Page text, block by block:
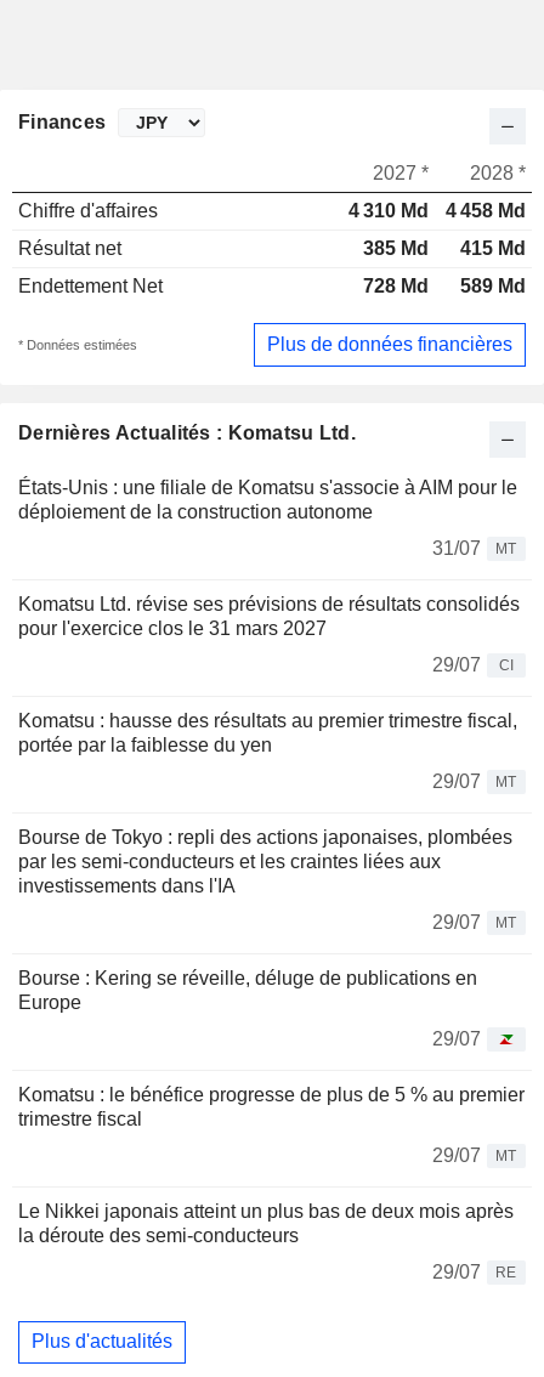
Dernières Actualités : Komatsu Ltd.
États-Unis : une filiale de Komatsu s'associe à AIM pour le
déploiement de la construction autonome
31/07
MT
Komatsu Ltd. révise ses prévisions de résultats consolidés
pour l'exercice clos le 31 mars 2027
29/07
CI
Komatsu : hausse des résultats au premier trimestre fiscal,
portée par la faiblesse du yen
29/07
MT
Bourse de Tokyo : repli des actions japonaises, plombées
par les semi-conducteurs et les craintes liées aux
investissements dans l'IA
29/07
MT
Bourse : Kering se réveille, déluge de publications en
Europe
29/07
Komatsu : le bénéfice progresse de plus de 5 % au premier
trimestre fiscal
29/07
MT
Le Nikkei japonais atteint un plus bas de deux mois après
la déroute des semi-conducteurs
29/07
RE
Plus d'actualités
Finances
2027 *
2028 *
Chiffre d'affaires
4 310 Md
4 458 Md
Résultat net
385 Md
415 Md
Endettement Net
728 Md 589 Md
* Données estimées Plus de données financières